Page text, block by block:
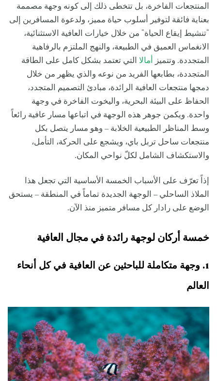
المنتجعات الفاخرة، بل تتخطى ذلك إلى كونه وجهة مصممة
بعناية فائقة لتوفير أسلوب حياة مميز، ولدعوة المسافرين إلى
"تنشيط إيقاع الحياة" من خلال خيارات العافية الاستثنائية،
الانغماس العميق في الطبيعة، والنهج الملتزم بالرفاهية
المتجددة. وتتميز
أمالا التي تعتمد بشكل كامل على الطاقة
المتجددة، بطابعها الفريد من نوعه والذي يظهر من خلال
دمجها منتجعات العافية الرائدة، مبادئ التصميم المتجدد،
الحفاظ على البيئة البحرية، واليخوت الفاخرة في وجهة
واحدة. ويكمن جوهر هذه الوجهة في اتباعها مسار عافية رائعاً
وسط المناظر الطبيعية الخلابة – وهو مسار يتصل بكل
منتجعات ساحل تربل باي، ويشجع على الحركة، التأمل،
والاستكشاف الشامل لكلّ نواحي المكان.
إذاً تعرّف على الأسباب الخمسة الأساسية التي تجعل هذا
الملاذ الساحلي – الوجهة الجديدة تماماً في المنطقة – يستحق
الوضع على رادار كل مسافر متميز منذ الآن.
خمسة أركان لوجهة رائدة في مجال العافية
1. وجهة متكاملة للباحثين عن العافية في كل أنحاء
العالم